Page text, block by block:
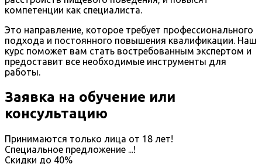
компетенции как специалиста.
Это направление, которое требует профессионального
подхода и постоянного повышения квалификации. Наш
курс поможет вам стать востребованным экспертом и
предоставит все необходимые инструменты для
работы.
Заявка на обучение или
консультацию
Принимаются только лица от 18 лет!
Специальное предложение ...!
Скидки до 40%